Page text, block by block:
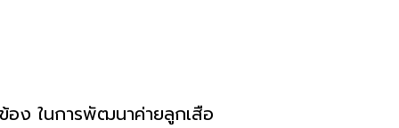
ง ในการพัฒนาค่ายลูกเสือ